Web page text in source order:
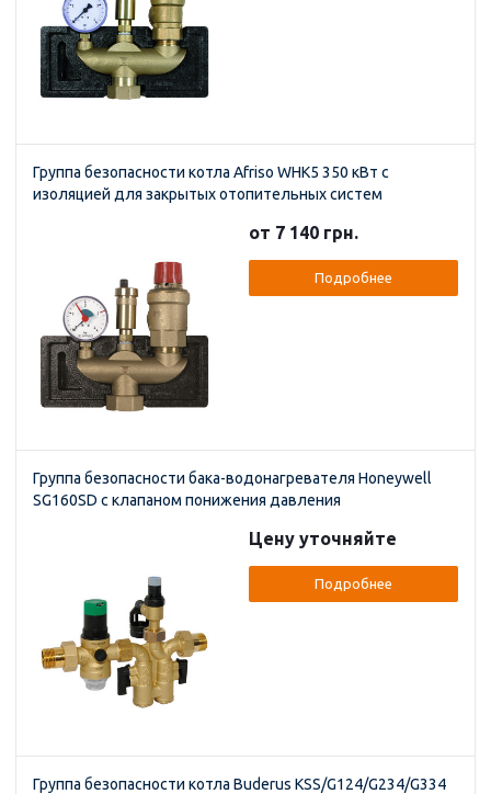
Группа безопасности котла Afriso WHK5 350 кВт с
изоляцией для закрытых отопительных систем
от 7 140 грн.
Подробнее
Группа безопасности бака-водонагревателя Honeywell
SG160SD с клапаном понижения давления
Цену уточняйте
Подробнее
Группа безопасности котла Buderus KSS/G124/G234/G334